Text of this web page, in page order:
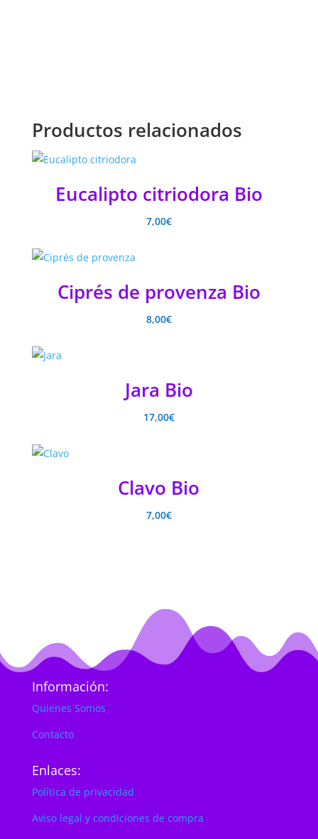
Productos relacionados
Eucalipto citriodora Bio
7,00€
Ciprés de provenza Bio
8,00€
Jara Bio
17,00€
Clavo Bio
7,00€
Información:
Quienes Somos
Contacto
Enlaces:
Política de privacidad
Aviso legal y condiciones de compra